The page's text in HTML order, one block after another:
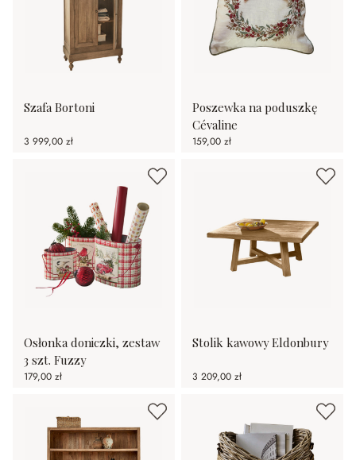
Szafa Bortoni
3 999,00 zł
Poszewka na poduszkę
Cévaline
159,00 zł
Osłonka doniczki, zestaw
3 szt. Fuzzy
179,00 zł
Stolik kawowy Eldonbury
3 209,00 zł